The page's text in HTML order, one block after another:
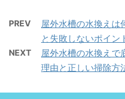
PREV
屋外水槽の水換えは
と失敗しないポイン
NEXT
屋外水槽の水換えで
理由と正しい掃除方